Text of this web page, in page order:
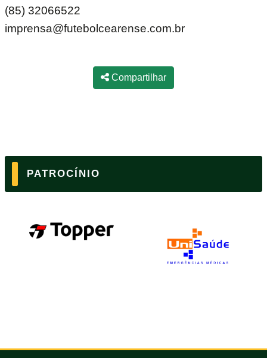
(85) 32066522
imprensa@futebolcearense.com.br
Compartilhar
PATROCÍNIO